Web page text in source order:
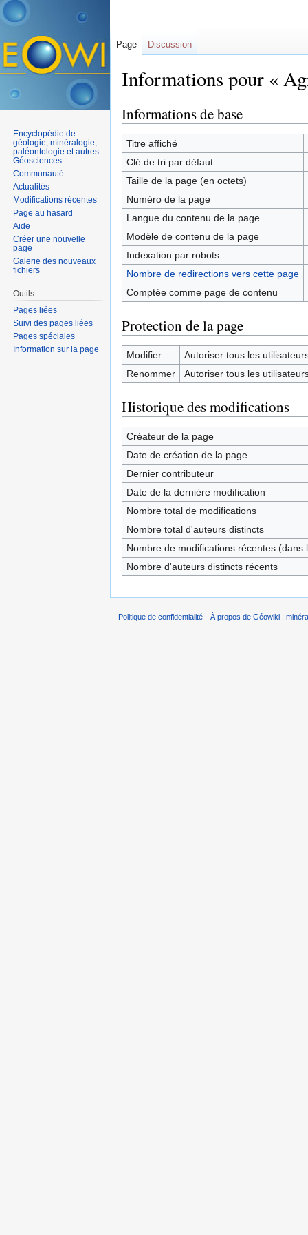
Informations pour «
Informations de base
Titre affiché
Clé de tri par défaut
Taille de la page (en octets)
Numéro de la page
Langue du contenu de la page
Modèle de contenu de la page
Indexation par robots
Nombre de redirections vers cette page
Comptée comme page de contenu
Protection de la page
Modifier
Autoriser tous les
Renommer
Autoriser tous les
Historique des modifications
Créateur de la page
Date de création de la page
Dernier contributeur
Date de la dernière modification
Nombre total de modifications
Nombre total d'auteurs distincts
Nombre de modifications récentes (dans
Nombre d'auteurs distincts récents
Page Discussion
Encyclopédie de
géologie, minéralogie,
paléontologie et autres
Géosciences
Communauté
Actualités
Modifications récentes
Page au hasard
Aide
Créer une nouvelle
page
Galerie des nouveaux
fichiers
Outils
Pages liées
Suivi des pages liées
Pages spéciales
Information sur la page
Politique de confidentialité À propos de Géowiki :